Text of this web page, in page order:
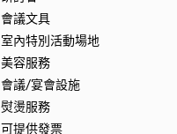
會議文具
室內特別活動場地
美容服務
會議/宴會設施
熨燙服務
可提供發票